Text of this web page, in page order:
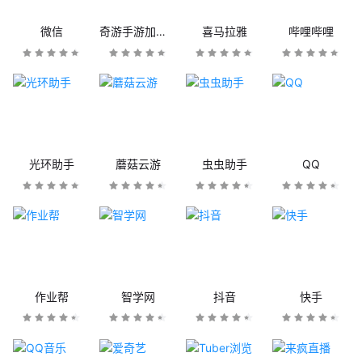
微信 奇游手游加速器 喜马拉雅 哔哩哔哩
光环助手 蘑菇云游 虫虫助手 QQ
作业帮 智学网 抖音 快手